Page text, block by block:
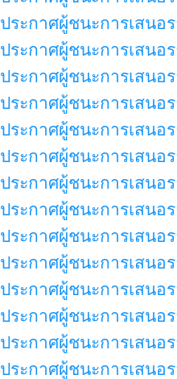
ประกาศผู้ชนะการเสนอ
ประกาศผู้ชนะการเสนอ
ประกาศผู้ชนะการเสนอ
ประกาศผู้ชนะการเสนอ
ประกาศผู้ชนะการเสนอ
ประกาศผู้ชนะการเสนอ
ประกาศผู้ชนะการเสนอ
ประกาศผู้ชนะการเสนอ
ประกาศผู้ชนะการเสนอ
ประกาศผู้ชนะการเสนอ
ประกาศผู้ชนะการเสนอ
ประกาศผู้ชนะการเสนอ
ประกาศผู้ชนะการเสนอ
ประกาศผู้ชนะการเสนอ